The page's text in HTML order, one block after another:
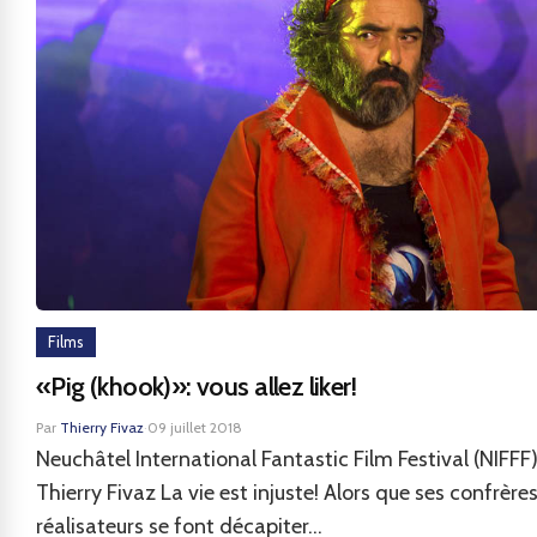
Films
«Pig (khook)»: vous allez liker!
Par Thierry Fivaz·09 juillet 2018
Neuchâtel International Fantastic Film Festival
Thierry Fivaz La vie est injuste! Alors que ses confrères
réalisateurs se font décapiter...